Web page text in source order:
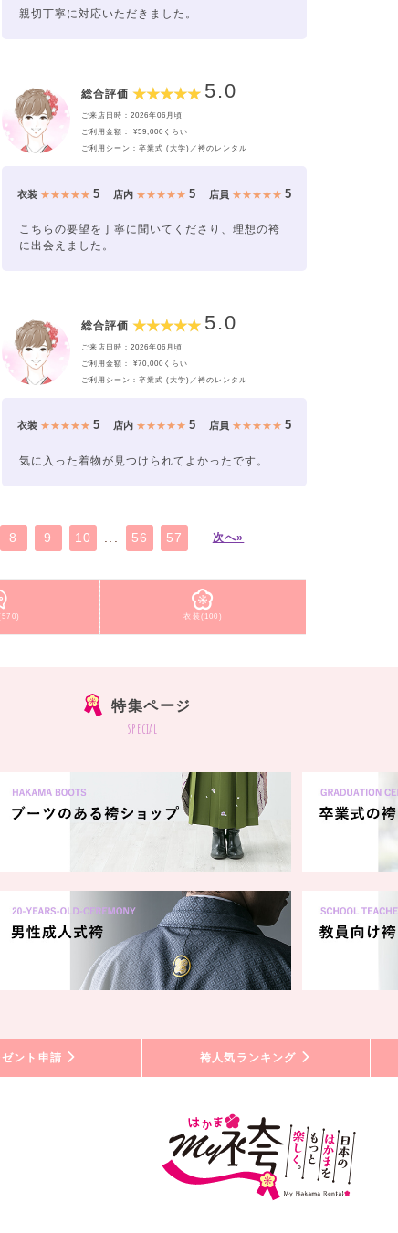
親切丁寧に対応いただきました。
総合評価 5.0
ご来店日時：2026年06月頃
ご利用金額： ¥59,000くらい
ご利用シーン：卒業式 (大学)／袴のレンタル
衣装 ★★★★★5 店内 ★★★★★ 5 店員 ★★★★★ 5
こちらの要望を丁寧に聞いてくださり、理想の袴
に出会えました。
総合評価 5.0
ご来店日時：2026年06月頃
ご利用金額： ¥70,000くらい
ご利用シーン：卒業式 (大学)／袴のレンタル
衣装 ★★★★★5 店内 ★★★★★ 5 店員 ★★★★★ 5
気に入った着物が見つけられてよかったです。
8 9 10 56 57 次へ»
衣装(100)
特集ページ
special
ゼント申請 袴人気ランキング